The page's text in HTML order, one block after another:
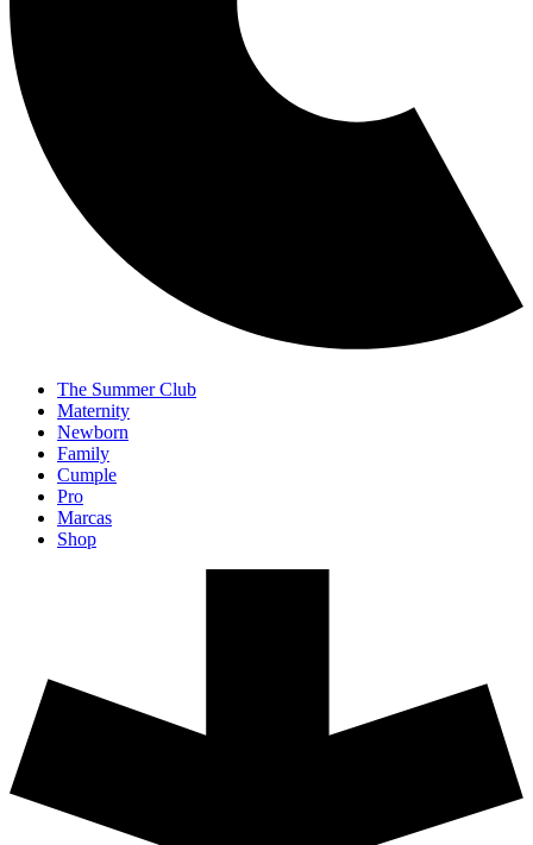
The Summer Club
Maternity
Newborn
Family
Cumple
Pro
Marcas
Shop